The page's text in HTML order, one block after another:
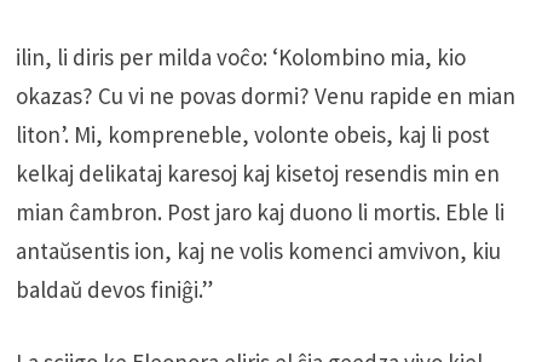
ilin, li diris per milda voĉo: ‘Kolombino mia, kio
okazas? Cu vi ne povas dormi? Venu rapide en mian
liton’. Mi, kompreneble, volonte obeis, kaj li post
kelkaj delikataj karesoj kaj kisetoj resendis min en
mian ĉambron. Post jaro kaj duono li mortis. Eble li
antaŭsentis ion, kaj ne volis komenci amvivon, kiu
baldaŭ devos finiĝi.”